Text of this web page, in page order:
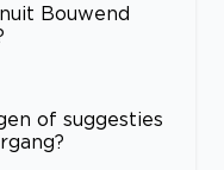
Bouwend
of suggesties